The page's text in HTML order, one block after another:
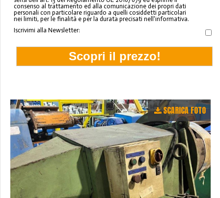
consenso al trattamento ed alla comunicazione dei propri dati
personali con particolare riguardo a quelli cosiddetti particolari
nei limiti, per le finalità e per la durata precisati nell'informativa.
Iscrivimi alla Newsletter:
SCARICA FOTO